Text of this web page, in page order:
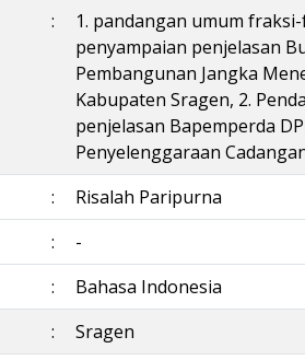
:
1. pandangan umum
penyampaian penjelasan
Pembangunan Jangka
Kabupaten Sragen, 2.
penjelasan Bapemperda
Penyelenggaraan
:
Risalah Paripurna
:
-
:
Bahasa Indonesia
:
Sragen